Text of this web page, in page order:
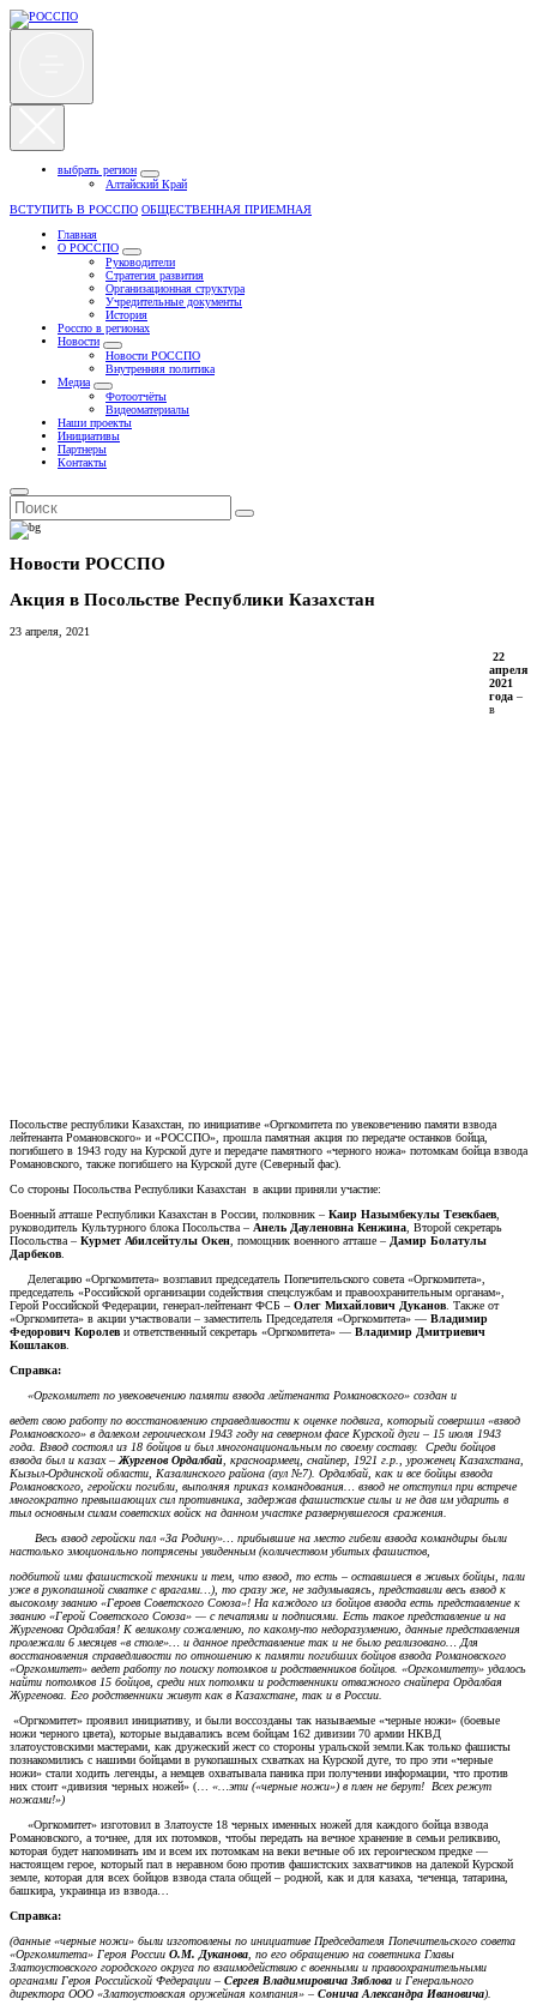
выбрать регион
Алтайский Край
ВСТУПИТЬ В РОССПО ОБЩЕСТВЕННАЯ ПРИЕМНАЯ
Главная
О РОССПО
Руководители
Стратегия развития
Организационная структура
Учредительные документы
История
Росспо в регионах
Новости
Новости РОССПО
Внутренняя политика
Медиа
Фотоотчёты
Видеоматериалы
Наши проекты
Инициативы
Партнеры
Контакты
Новости РОССПО
Акция в Посольстве Республики Казахстан
23 апреля, 2021
22
апреля
2021
года –
в
Посольстве республики Казахстан, по инициативе «Оргкомитета по увековечению памяти взвода
лейтенанта Романовского» и «РОССПО», прошла памятная акция по передаче останков бойца,
погибшего в 1943 году на Курской дуге и передаче памятного «черного ножа» потомкам бойца взвода
Романовского, также погибшего на Курской дуге (Северный фас).
Со стороны Посольства Республики Казахстан в акции приняли участие:
Военный атташе Республики Казахстан в России, полковник – Каир Назымбекулы Тезекбаев,
руководитель Культурного блока Посольства – Анель Дауленовна Кенжина, Второй секретарь
Посольства – Курмет Абилсейтулы Окен, помощник военного атташе – Дамир Болатулы
Дарбеков.
Делегацию «Оргкомитета» возглавил председатель Попечительского совета «Оргкомитета»,
председатель «Российской организации содействия спецслужбам и правоохранительным органам»,
Герой Российской Федерации, генерал-лейтенант ФСБ – Олег Михайлович Дуканов. Также от
«Оргкомитета» в акции участвовали – заместитель Председателя «Оргкомитета» — Владимир
Федорович Королев и ответственный секретарь «Оргкомитета» — Владимир Дмитриевич
Кошлаков.
Справка:
«Оргкомитет по увековечению памяти взвода лейтенанта Романовского» создан и
ведет свою работу по восстановлению справедливости к оценке подвига, который совершил «взвод
Романовского» в далеком героическом 1943 году на северном фасе Курской дуги – 15 июля 1943
года. Взвод состоял из 18 бойцов и был многонациональным по своему составу. Среди бойцов
взвода был и казах –Жургенов Ордалбай, красноармеец, снайпер, 1921 г.р., уроженец Казахстана,
Кызыл-Ординской области, Казалинского района (аул №7). Ордалбай, как и все бойцы взвода
Романовского, геройски погибли, выполняя приказ командования… взвод не отступил при встрече
многократно превышающих сил противника, задержав фашистские силы и не дав им ударить в
тыл основным силам советских войск на данном участке развернувшегося сражения.
Весь взвод геройски пал «За Родину»… прибывшие на место гибели взвода командиры были
настолько эмоционально потрясены увиденным (количеством убитых фашистов,
подбитой ими фашистской техники и тем, что взвод, то есть – оставшиеся в живых бойцы, пали
уже в рукопашной схватке с врагами…), то сразу же, не задумываясь, представили весь взвод к
высокому званию «Героев Советского Союза»! На каждого из бойцов взвода есть представление к
званию «Герой Советского Союза» — с печатями и подписями. Есть такое представление и на
Жургенова Ордалбая! К великому сожалению, по какому-то недоразумению, данные представления
пролежали 6 месяцев «в столе»… и данное представление так и не было реализовано… Для
восстановления справедливости по отношению к памяти погибших бойцов взвода Романовского
«Оргкомитет» ведет работу по поиску потомков и родственников бойцов. «Оргкомитету» удалось
найти потомков 15 бойцов, среди них потомки и родственники отважного снайпера Ордалбая
Жургенова. Его родственники живут как в Казахстане, так и в России.
«Оргкомитет» проявил инициативу, и были воссозданы так называемые «черные ножи» (боевые
ножи черного цвета), которые выдавались всем бойцам 162 дивизии 70 армии НКВД
златоустовскими мастерами, как дружеский жест со стороны уральской земли.Как только фашисты
познакомились с нашими бойцами в рукопашных схватках на Курской дуге, то про эти «черные
ножи» стали ходить легенды, а немцев охватывала паника при получении информации, что против
них стоит «дивизия черных ножей» (… «…эти («черные ножи») в плен не берут! Всех режут
ножами!»)
«Оргкомитет» изготовил в Златоусте 18 черных именных ножей для каждого бойца взвода
Романовского, а точнее, для их потомков, чтобы передать на вечное хранение в семьи реликвию,
которая будет напоминать им и всем их потомкам на веки вечные об их героическом предке —
настоящем герое, который пал в неравном бою против фашистских захватчиков на далекой Курской
земле, которая для всех бойцов взвода стала общей – родной, как и для казаха, чеченца, татарина,
башкира, украинца из взвода…
Справка:
(данные «черные ножи» были изготовлены по инициативе Председателя Попечительского совета
«Оргкомитета» Героя России О.М. Дуканова, по его обращению на советника Главы
Златоустовского городского округа по взаимодействию с военными и правоохранительными
органами Героя Российской Федерации – Сергея Владимировича Зяблова и Генерального
директора ООО «Златоустовская оружейная компания» – Сонича Александра Ивановича).